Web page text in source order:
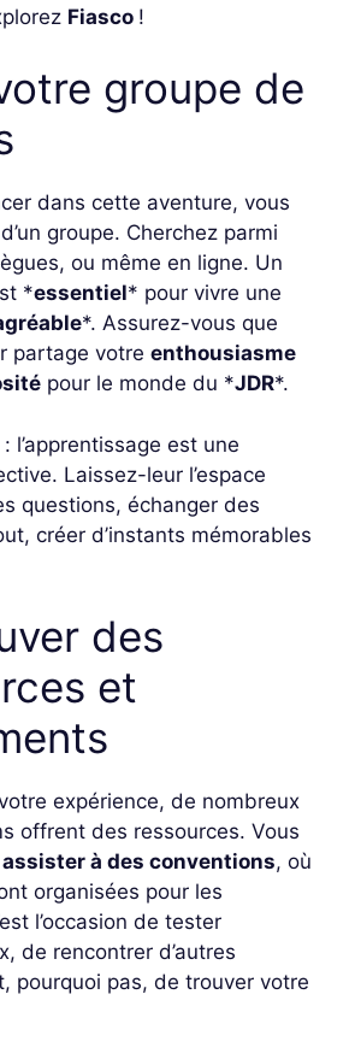
Fiasco !
groupe de
dans cette aventure, vous
groupe. Cherchez parmi
ou même en ligne. Un
*essentiel* pour vivre une
*. Assurez-vous que
partage votre enthousiasme
pour le monde du *JDR*.
: l’apprentissage est une
Laissez-leur l’espace
questions, échanger des
créer d’instants mémorables
des
et
expérience, de nombreux
offrent des ressources. Vous
assister à des conventions, où
organisées pour les
l’occasion de tester
de rencontrer d’autres
pourquoi pas, de trouver votre